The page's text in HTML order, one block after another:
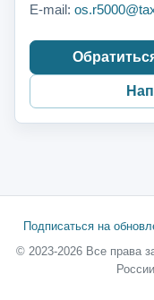
E-mail:
Подписаться на
© 2023-2026 Все права